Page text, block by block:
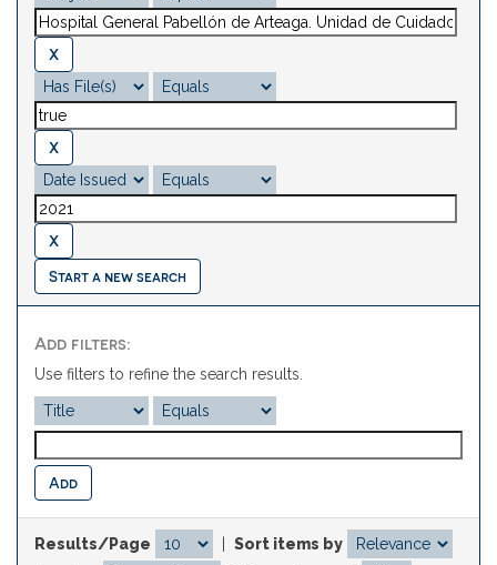
Start a new search
Add filters:
Use filters to refine the search results.
Results/Page
Sort items by